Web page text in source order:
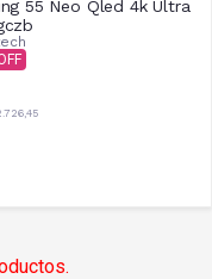
55 Neo Qled 4k Ultra